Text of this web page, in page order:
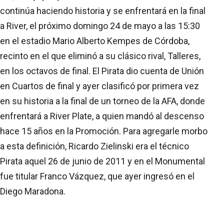
continúa haciendo historia y se enfrentará en la final
a River, el próximo domingo 24 de mayo a las 15:30
en el estadio Mario Alberto Kempes de Córdoba,
recinto en el que eliminó a su clásico rival, Talleres,
en los octavos de final. El Pirata dio cuenta de Unión
en Cuartos de final y ayer clasificó por primera vez
en su historia a la final de un torneo de la AFA, donde
enfrentará a River Plate, a quien mandó al descenso
hace 15 años en la Promoción. Para agregarle morbo
a esta definición, Ricardo Zielinski era el técnico
Pirata aquel 26 de junio de 2011 y en el Monumental
fue titular Franco Vázquez, que ayer ingresó en el
Diego Maradona.